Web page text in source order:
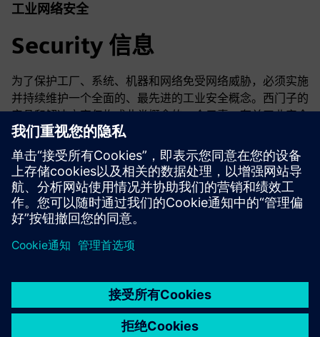
工业网络安全
Security 信息
为了保护工厂、系统、机器和网络免受网络威胁，必须实施
并持续维护一个全面的、最先进的工业安全概念。西门子的
产品和解决方案仅构成此类概念的一个元素。有关工业安全
的更多信息，请访问。
了解更多信息